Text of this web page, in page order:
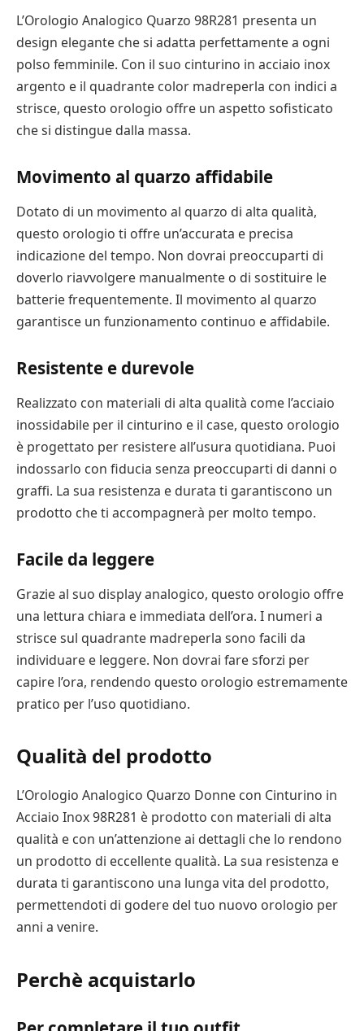
L’Orologio Analogico Quarzo 98R281 presenta un
design elegante che si adatta perfettamente a ogni
polso femminile. Con il suo cinturino in acciaio inox
argento e il quadrante color madreperla con indici a
strisce, questo orologio offre un aspetto sofisticato
che si distingue dalla massa.
Movimento al quarzo affidabile
Dotato di un movimento al quarzo di alta qualità,
questo orologio ti offre un’accurata e precisa
indicazione del tempo. Non dovrai preoccuparti di
doverlo riavvolgere manualmente o di sostituire le
batterie frequentemente. Il movimento al quarzo
garantisce un funzionamento continuo e affidabile.
Resistente e durevole
Realizzato con materiali di alta qualità come l’acciaio
inossidabile per il cinturino e il case, questo orologio
è progettato per resistere all’usura quotidiana. Puoi
indossarlo con fiducia senza preoccuparti di danni o
graffi. La sua resistenza e durata ti garantiscono un
prodotto che ti accompagnerà per molto tempo.
Facile da leggere
Grazie al suo display analogico, questo orologio offre
una lettura chiara e immediata dell’ora. I numeri a
strisce sul quadrante madreperla sono facili da
individuare e leggere. Non dovrai fare sforzi per
capire l’ora, rendendo questo orologio estremamente
pratico per l’uso quotidiano.
Qualità del prodotto
L’Orologio Analogico Quarzo Donne con Cinturino in
Acciaio Inox 98R281 è prodotto con materiali di alta
qualità e con un’attenzione ai dettagli che lo rendono
un prodotto di eccellente qualità. La sua resistenza e
durata ti garantiscono una lunga vita del prodotto,
permettendoti di godere del tuo nuovo orologio per
anni a venire.
Perchè acquistarlo